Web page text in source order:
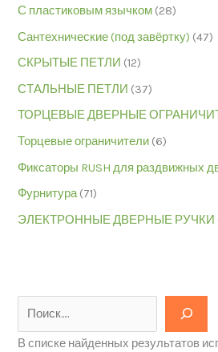
С пластиковым язычком (28)
Сантехнические (под завёртку) (47)
СКРЫТЫЕ ПЕТЛИ (12)
СТАЛЬНЫЕ ПЕТЛИ (37)
ТОРЦЕВЫЕ ДВЕРНЫЕ
Торцевые ограничители (6)
Фиксаторы RUSH для раздвижных
Фурнитура (71)
ЭЛЕКТРОННЫЕ ДВЕРНЫЕ РУЧКИ
В списке найденных результатов